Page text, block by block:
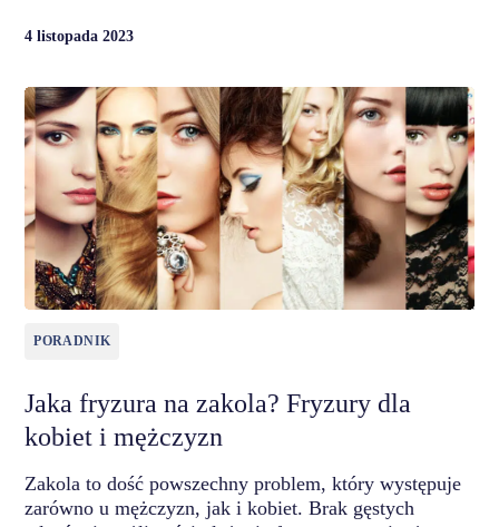
4 listopada 2023
PORADNIK
Jaka fryzura na zakola? Fryzury dla
kobiet i mężczyzn
Zakola to dość powszechny problem, który występuje
zarówno u mężczyzn, jak i kobiet. Brak gęstych